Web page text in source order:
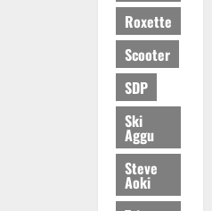
Roxette
Scooter
SDP
Ski
Aggu
Steve
Aoki